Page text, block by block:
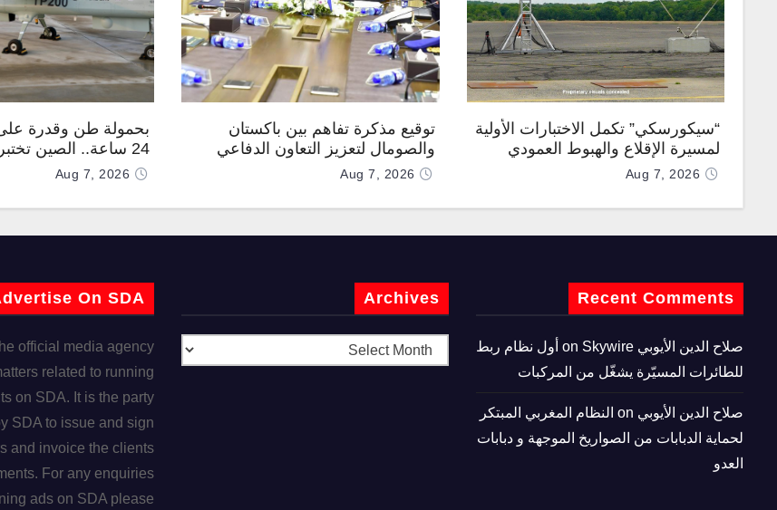
“سيكورسكي” تكمل الاختبارات الأولية
لمسيرة الإقلاع والهبوط العمودي
“نوماد 100”Aug 7, 2026
توقيع مذكرة تفاهم بين باكستان
والصومال لتعزيز التعاون الدفاعي
Aug 7, 2026
بحمولة طن وقدرة على
24 ساعة.. الصين
“TP200”
Aug 7, 2026
Recent Comments
صلاح الدين الأيوبي
Skywire أول نظام ربط
للطائرات المسيّرة يشغّل من المركبات
صلاح الدين الأيوبي
النظام المغربي المبتكر
لحماية الدبابات من الصواريخ الموجهة و دبابات
العدو
Archives
On SDA
official media agency
related to running
on SDA. It is the party
SDA to issue and sign
and invoice the clients
For any enquiries
ads on SDA please